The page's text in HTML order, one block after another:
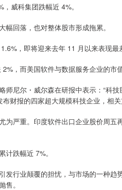
威科集团跌幅近 4%。
回落，也对整体股市形成拖累。
，即将迎来去年 11 月以来表现最
，而美国软件与数据服务企业的市
尼尔・威尔森在研报中表示：“科技
财报的四家超大规模科技企业，相
严重。印度软件出口企业股价周五
跌幅近 7%。
行业颠覆的担忧，与市场的一种趋
售。